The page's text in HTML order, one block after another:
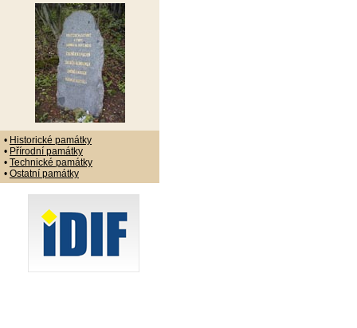
• Historické památky
• Přírodní památky
• Technické památky
• Ostatní památky